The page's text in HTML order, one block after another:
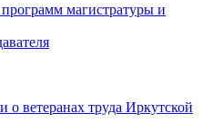
магистратуры и
о ветеранах труда Иркутской